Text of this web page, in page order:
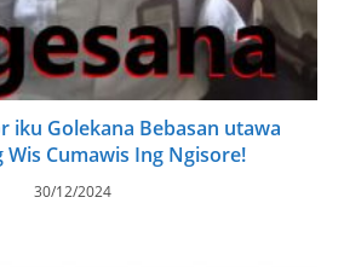
iku Golekana Bebasan utawa
Wis Cumawis Ing Ngisore!
30/12/2024